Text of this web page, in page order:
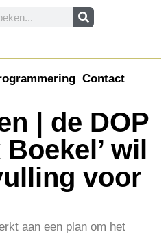
Contact
| de DOP
wil
voor
aan een plan om het